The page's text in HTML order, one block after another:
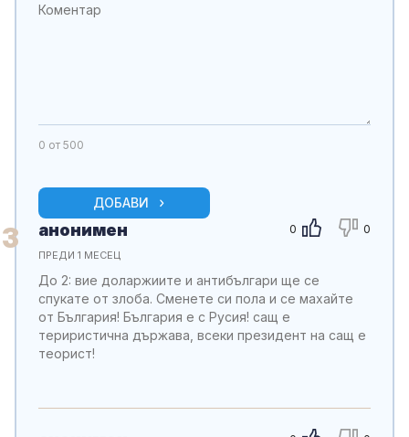
0 от 500
ДОБАВИ
3 0 0
анонимен
ПРЕДИ 1 МЕСЕЦ
До 2: вие доларжиите и антибългари ще се
спукате от злоба. Сменете си пола и се махайте
от България! България е с Русия! сащ е
териристична държава, всеки президент на сащ е
теорист!